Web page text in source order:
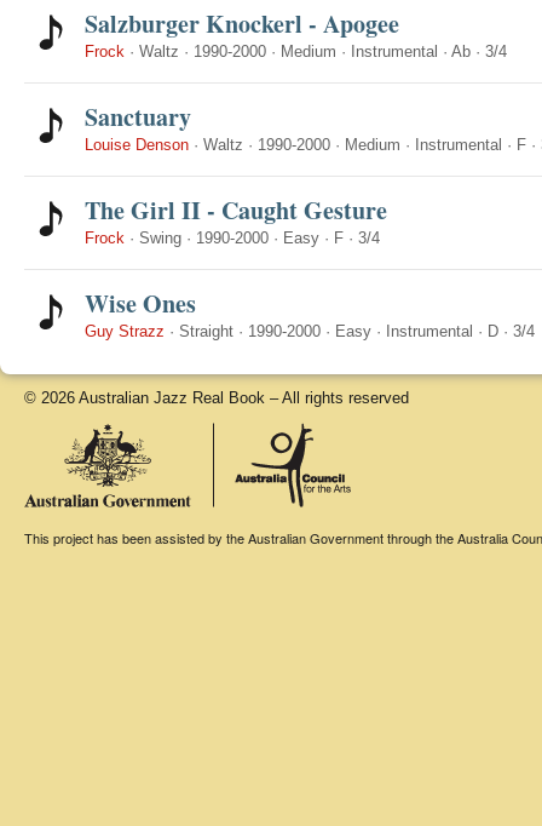
Salzburger Knockerl - Apogee
Frock · Waltz · 1990-2000 · Medium · Instrumental · Ab · 3/4
Sanctuary
Louise Denson · Waltz · 1990-2000 · Medium · Instrumental · F ·
The Girl II - Caught Gesture
Frock · Swing · 1990-2000 · Easy · F · 3/4
Wise Ones
Guy Strazz · Straight · 1990-2000 · Easy · Instrumental · D · 3/4
© 2026 Australian Jazz Real Book – All rights reserved
This project has been assisted by the Australian Government through the Australia